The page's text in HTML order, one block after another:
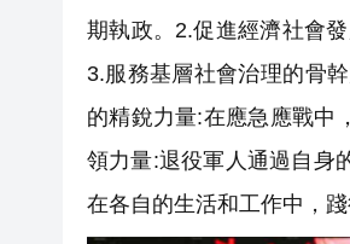
期執政。2.促進經濟社會
3.服務基層社會治理的骨
的精銳力量:在應急應戰中
領力量:退役軍人通過自身
在各自的生活和工作中，